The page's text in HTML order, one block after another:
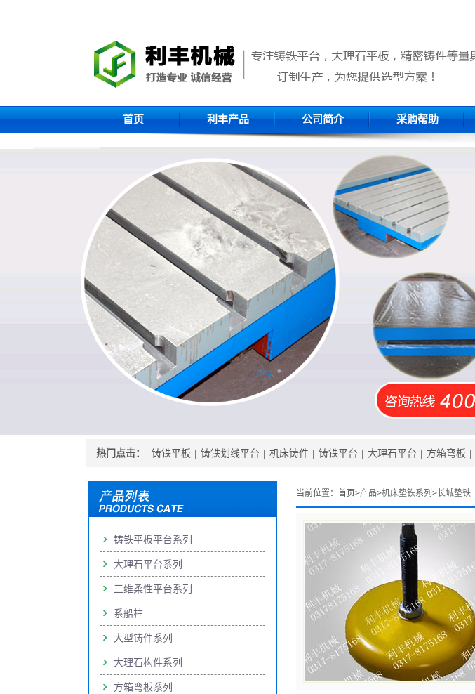
首页 利丰产品 公司简介 采购帮助
热门点击： 铸铁平板 | 铸铁划线平台 | 机床铸件 | 铸铁平台 | 大理石平台 | 方箱弯板 |
当前位置： 首页>产品>机床垫铁系列 >长城垫铁
铸铁平板平台系列
大理石平台系列
三维柔性平台系列
系船柱
大型铸件系列
大理石构件系列
方箱弯板系列